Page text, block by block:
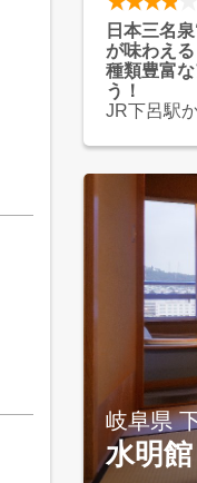
日本三名
が味わえる
種類豊富
う！
JR下呂駅
岐阜名産
堪能でき
さらに夕
天然の下
◇＊◆充
・ロビー
・リラク
本コーナ
・カラオ
・らくら
アロマエ
イヤー・
・3種類の
（①高さ3
リンセス
岐阜県
水明館